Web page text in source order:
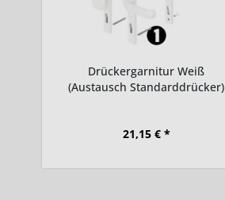
Drückergarnitur Weiß
(Austausch Standarddrücker)
21,15 € *